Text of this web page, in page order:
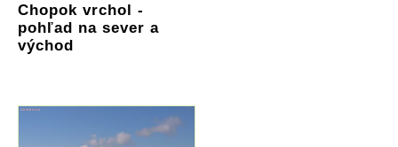
Chopok vrchol -
pohľad na sever a
východ